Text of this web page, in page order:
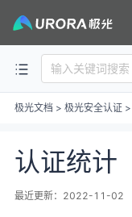
极光文档 > 极光安全认证 >
认证统计
最近更新：2022-11-02